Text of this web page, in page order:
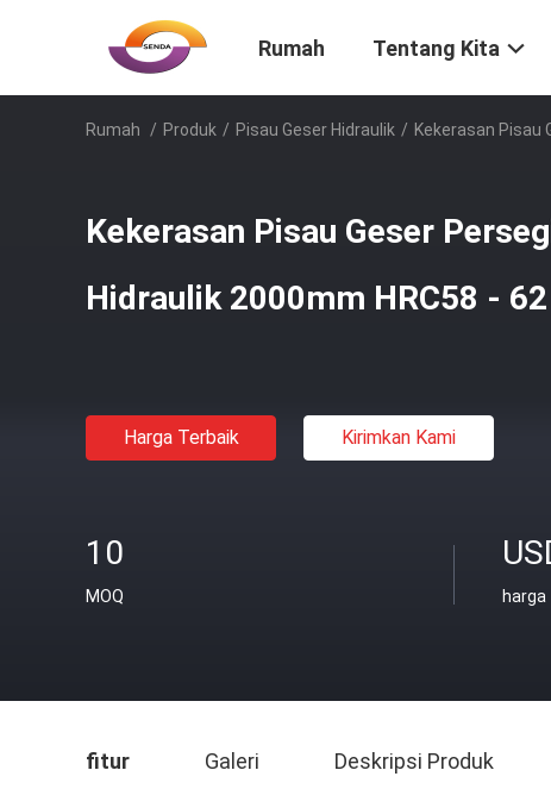
Rumah Tentang Kita
Rumah / Produk / Pisau Geser Hidraulik / Kekerasan Pisau
Kekerasan Pisau Geser
Hidraulik 2000mm HRC58 - 62
Harga Terbaik Kirimkan Kami
10
MOQ harga
fitur Galeri Deskripsi Produk